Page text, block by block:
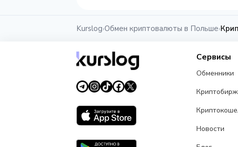
Kurslog›Обмен криптовалюты в Польше›
Сервисы
Обменники
Новости